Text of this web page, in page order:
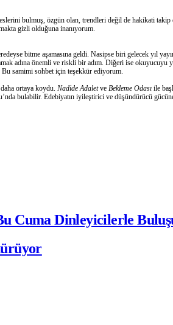
bulmuş, özgün olan, trendleri değil de hakikati takip
gizli olduğuna inanıyorum.
bitme aşamasına geldi. Nasipse biri gelecek yıl
adına önemli ve riskli bir adım. Diğeri ise okuyucuyu
Bu samimi sohbet için teşekkür ediyorum.
ortaya koydu. Nadide Adaletve Bekleme Odası ile
’nda bulabilir. Edebiyatın iyileştirici ve düşündürücü
Cuma Dinleyicilerle